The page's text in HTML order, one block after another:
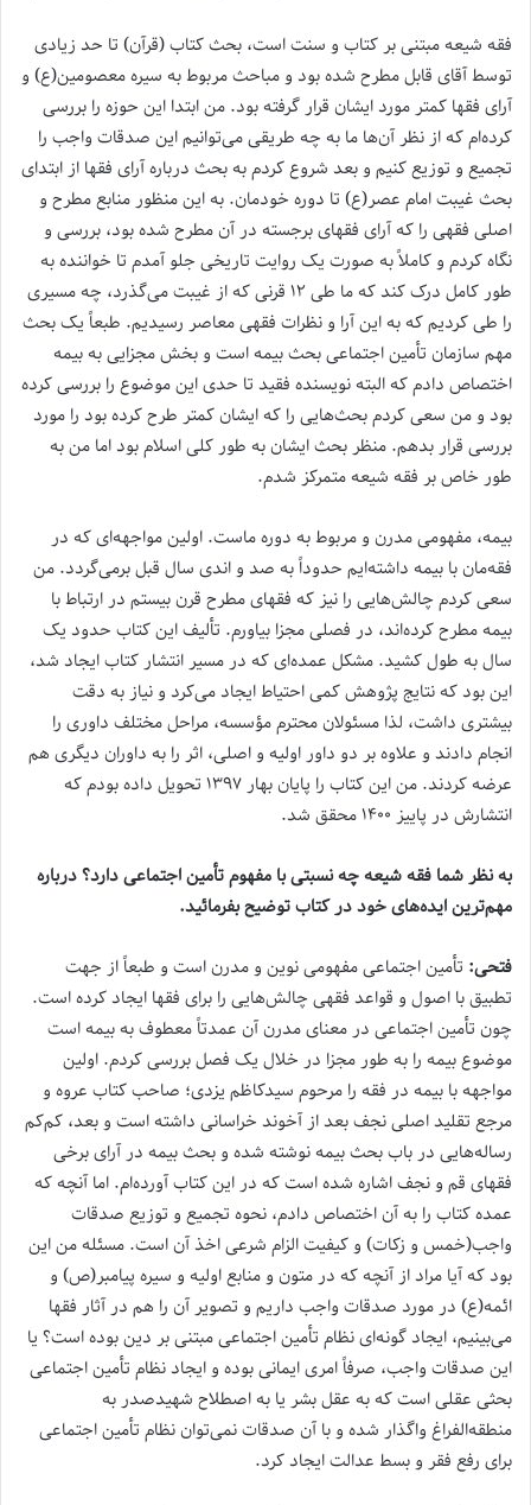
فقه شیعه مبتنی بر کتاب و سنت است، بحث کتاب (قرآن) تا حد زیادی
توسط آقای قابل مطرح شده بود و مباحث مربوط به سیره معصومین(ع) و
آرای فقها کمتر مورد ایشان قرار گرفته بود. من ابتدا این حوزه را بررسی
کرده‌ام که از نظر آن‌ها ما به چه طریقی می‌توانیم این صدقات واجب را
تجمیع و توزیع کنیم و بعد شروع کردم به بحث درباره آرای فقها از ابتدای
بحث غیبت امام عصر(ع) تا دوره خودمان. به این منظور منابع مطرح و
اصلی فقهی را که آرای فقهای برجسته در آن مطرح شده بود، بررسی و
نگاه کردم و کاملاً به صورت یک روایت تاریخی جلو آمدم تا خواننده به
طور کامل درک کند که ما طی ۱۲ قرنی که از غیبت می‌گذرد، چه مسیری
را طی کردیم که به این آرا و نظرات فقهی معاصر رسیدیم. طبعاً یک بحث
مهم سازمان تأمین اجتماعی بحث بیمه است و بخش مجزایی به بیمه
اختصاص دادم که البته نویسنده فقید تا حدی این موضوع را بررسی کرده
بود و من سعی کردم بحث‌هایی را که ایشان کمتر طرح کرده بود را مورد
بررسی قرار بدهم. منظر بحث ایشان به طور کلی اسلام بود اما من به
طور خاص بر فقه شیعه متمرکز شدم.
بیمه، مفهومی مدرن و مربوط به دوره ماست. اولین مواجهه‌ای که در
فقه‌مان با بیمه داشته‌ایم حدوداً به صد و اندی سال قبل برمی‌گردد. من
سعی کردم چالش‌هایی را نیز که فقهای مطرح قرن بیستم در ارتباط با
بیمه مطرح کرده‌اند، در فصلی مجزا بیاورم. تألیف این کتاب حدود یک
سال به طول کشید. مشکل عمده‌ای که در مسیر انتشار کتاب ایجاد شد،
این بود که نتایج پژوهش کمی احتیاط ایجاد می‌کرد و نیاز به دقت
بیشتری داشت، لذا مسئولان محترم مؤسسه، مراحل مختلف داوری را
انجام دادند و علاوه بر دو داور اولیه و اصلی، اثر را به داوران دیگری هم
عرضه کردند. من این کتاب را پایان بهار ۱۳۹۷ تحویل داده بودم که
انتشارش در پاییز ۱۴۰۰ محقق شد.
به نظر شما فقه شیعه چه نسبتی با مفهوم تأمین اجتماعی دارد؟ درباره
مهم‌ترین ایده‌های خود در کتاب توضیح بفرمائید.
فتحی: تأمین اجتماعی مفهومی نوین و مدرن است و طبعاً از جهت
تطبیق با اصول و قواعد فقهی چالش‌هایی را برای فقها ایجاد کرده است.
چون تأمین اجتماعی در معنای مدرن آن عمدتاً معطوف به بیمه است
موضوع بیمه را به طور مجزا در خلال یک فصل بررسی کردم. اولین
مواجهه با بیمه در فقه را مرحوم سیدکاظم یزدی؛ صاحب کتاب عروه و
مرجع تقلید اصلی نجف بعد از آخوند خراسانی داشته است و بعد، کم‌کم
رساله‌هایی در باب بحث بیمه نوشته شده و بحث بیمه در آرای برخی
فقهای قم و نجف اشاره شده است که در این کتاب آورده‌ام. اما آنچه که
عمده کتاب را به آن اختصاص دادم، نحوه تجمیع و توزیع صدقات
واجب(خمس و زکات) و کیفیت الزام شرعی اخذ آن است. مسئله من این
بود که آیا مراد از آنچه که در متون و منابع اولیه و سیره پیامبر(ص) و
ائمه(ع) در مورد صدقات واجب داریم و تصویر آن را هم در آثار فقها
می‌بینیم، ایجاد گونه‌ای نظام تأمین اجتماعی مبتنی بر دین بوده است؟ یا
این صدقات واجب، صرفاً امری ایمانی بوده و ایجاد نظام تأمین اجتماعی
بحثی عقلی است که به عقل بشر یا به اصطلاح شهیدصدر به
منطقه‌الفراغ واگذار شده و با آن صدقات نمی‌توان نظام تأمین اجتماعی
برای رفع فقر و بسط عدالت ایجاد کرد.